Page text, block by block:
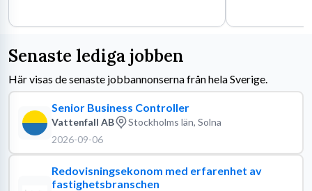
Senaste lediga jobben
Här visas de senaste jobbannonserna från hela Sverige.
Senior Business Controller
Vattenfall AB
Stockholms län, Solna
2026-09-06
Redovisningsekonom med erfarenhet av
fastighetsbranschen